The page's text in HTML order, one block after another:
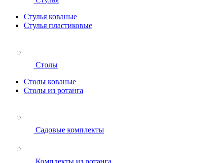
Стулья кованые
Стулья пластиковые
Столы
Столы кованые
Столы из ротанга
Садовые комплекты
Комплекты из ротанга